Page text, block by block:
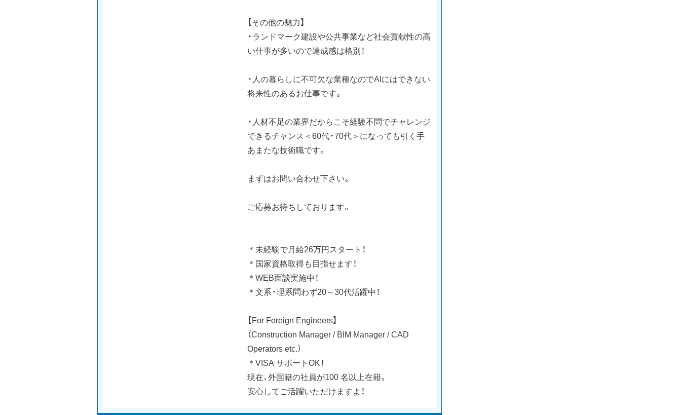
【その他の魅力】
・ランドマーク建設や公共事業など社会貢献性の高
い仕事が多いので達成感は格別！
・人の暮らしに不可欠な業種なのでAIにはできない
将来性のあるお仕事です。
・人材不足の業界だからこそ経験不問でチャレンジ
できるチャンス＜60代・70代＞になっても引く手
あまたな技術職です。
まずはお問い合わせ下さい。
ご応募お待ちしております。
＊未経験で月給26万円スタート！
＊国家資格取得も目指せます！
＊WEB面談実施中！
＊文系・理系問わず20～30代活躍中！
【For Foreign Engineers】
（Construction Manager / BIM Manager / CAD
Operators etc.）
＊VISA サポートOK！
現在、外国籍の社員が100 名以上在籍。
安心してご活躍いただけますよ！